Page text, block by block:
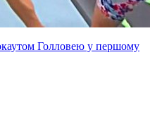
Голловею у першому